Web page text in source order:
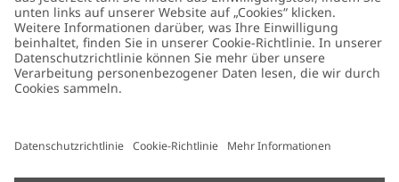
Barrierefreiheit
Datenschutzrichtlinie
Cookie-Richtlinie
Nachhaltigkeit
Impressum
Presse
Cookies